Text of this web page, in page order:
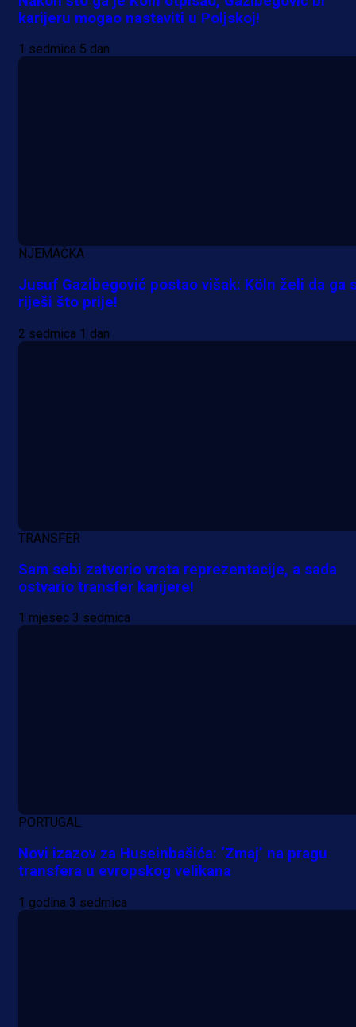
Lukić seli u Bundesligu? Dva
reprezentativca!
karijeru mogao nastaviti u Poljskoj!
1 sedmica 5 dan
NJEMAČKA
Jusuf Gazibegović postao višak: Köln želi da ga
riješi što prije!
2 sedmica 1 dan
TRANSFER
Sam sebi zatvorio vrata reprezentacije, a sada
ostvario transfer karijere!
1 mjesec 3 sedmica
PORTUGAL
Novi izazov za Huseinbašića: ‘Zmaj’ na pragu
transfera u evropskog velikana
1 godina 3 sedmica